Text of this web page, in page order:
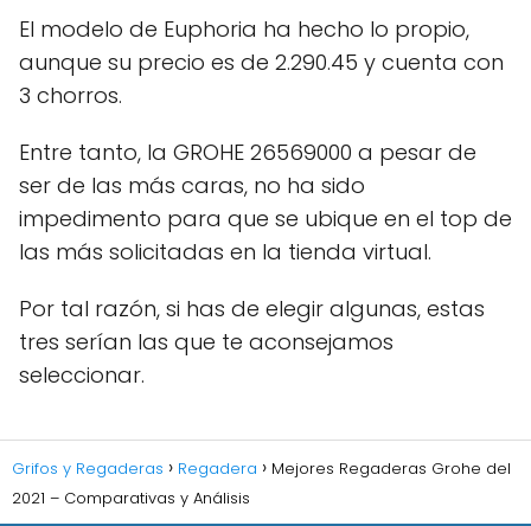
El modelo de Euphoria ha hecho lo propio,
aunque su precio es de 2.290.45 y cuenta con
3 chorros.
Entre tanto, la GROHE 26569000 a pesar de
ser de las más caras, no ha sido
impedimento para que se ubique en el top de
las más solicitadas en la tienda virtual.
Por tal razón, si has de elegir algunas, estas
tres serían las que te aconsejamos
seleccionar.
Grifos y Regaderas Regadera
Mejores Regaderas Grohe del
2021 – Comparativas y Análisis